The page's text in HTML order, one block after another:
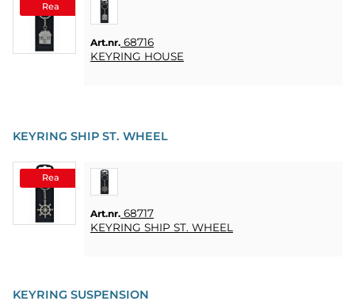
Rea
Art.nr. 68716
KEYRING HOUSE
Rea
KEYRING SHIP ST. WHEEL
Art.nr. 68717
KEYRING SHIP ST. WHEEL
KEYRING SUSPENSION